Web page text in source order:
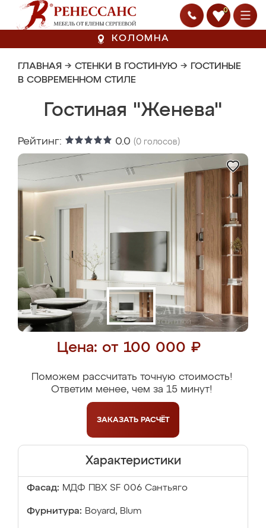
0
КОЛОМНА
ГЛАВНАЯ → СТЕНКИ В ГОСТИНУЮ → ГОСТИНЫЕ
В СОВРЕМЕННОМ СТИЛЕ
Гостиная "Женева"
Рейтинг: 0.0 (0 голосов)
Цена: от 100 000 ₽
Поможем рассчитать точную стоимость!
Ответим менее, чем за 15 минут!
ЗАКАЗАТЬ РАСЧЁТ
Характеристики
Фасад: МДФ ПВХ SF 006 Сантьяго
Фурнитура: Boyard, Blum